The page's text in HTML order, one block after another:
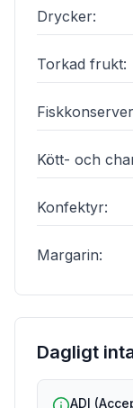
Drycker:
Torkad frukt:
Fiskkonserver
Kött- och
Konfektyr:
Margarin:
Dagligt
ADI